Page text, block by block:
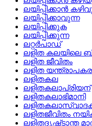
ലയിപ്പിക്കാന്‍
ലയിപ്പിക്കാവുന്ന
ലയിപ്പിക്കുക
ലയിപ്പിക്കുന്ന
ലറ്റര്‍പാഡ്
ലളിത കലയിലെ
ലളിത ജീവിതം
ലളിത
ലളിതകല
ലളിതകലാപ്രിയന്
ലളിതകലാഭിമാനി
ലളിതജീവിതം
ലളിതദൃഷ്‌ടാന്ത